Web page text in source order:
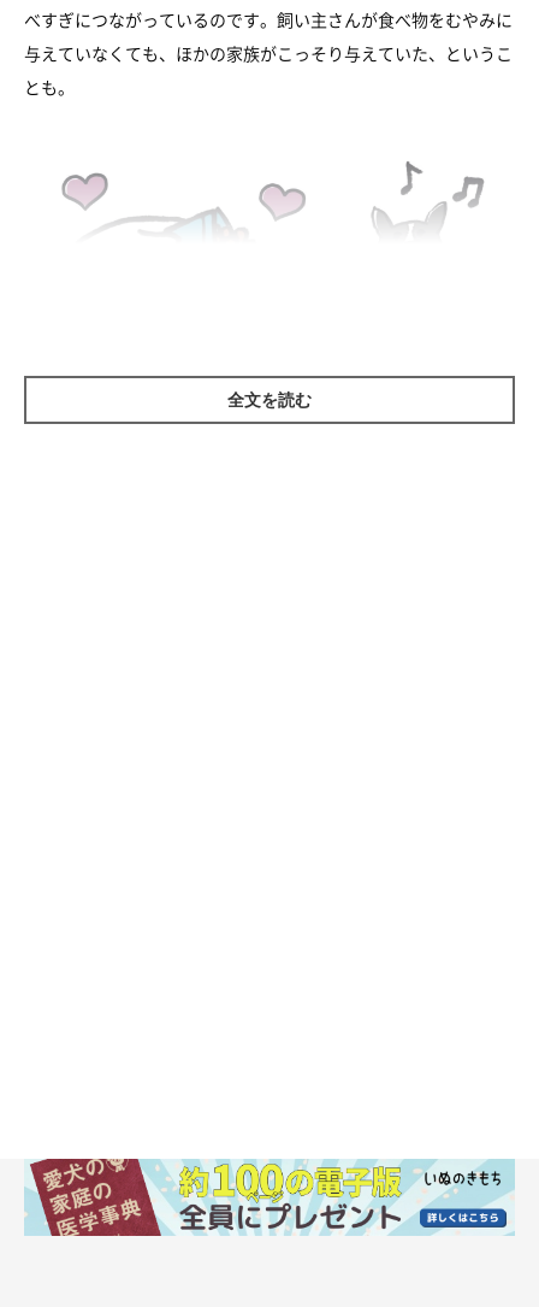
べすぎにつながっているのです。飼い主さんが食べ物をむやみに
与えていなくても、ほかの家族がこっそり与えていた、というこ
とも。
全文を読む